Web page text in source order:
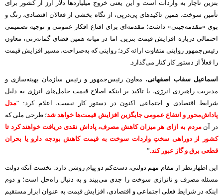
بنزین ناچار به واردات است و این یعنی خروج میلیاردها دلار ارز از کشور برای
تأمین سوخت. همین تاکیدهای پی‌درپی، از نگاه بخشی از فعالان اقتصادی، رنگ و
بوی «مقدمه‌چینی» داشت؛ مقدمه‌ای برای اقناع افکار عمومی و توجیه تصمیمی
احتمالی درباره افزایش قیمت بنزین. اما در میانه همین فضای گمانه‌زنی، معاون
رئیس‌جمهور روایتی متفاوت ارائه کرد؛ روایتی که به‌صراحت، مسیر افزایش قیمت
را فعلاً از دستور کار کنار می‌گذارد.
اسماعیل سقاب اصفهانی، معاون رئیس‌جمهور و رئیس سازمان بهینه‌سازی و
مدیریت راهبردی انرژی، با تاکید بر اینکه اصلاح قیمت حامل‌های انرژی به دلیل
شرایط اقتصادی و اجتماعی اکنون در دستور کار نیست، اعلام کرد: “مدل
پاداش‌محور و انتفاع عمومی جایگزین افزایش قیمت‌ها خواهد شد؛ طرحی ملی که
در آنمردم به ازای هر میزان کاهش مصرف، پاداش نقدی دریافت خواهند کرد تا
کشور از دوراهی سختِ واردات سوخت به قیمت کاهش بودجه دارو یا بحران
قطعی برق و گاز عبور کند.”
این اظهارنظر از مقام مهم دولتی، دست‌کم دو پیام روشن دارد: نخست آنکه دولت
مسئله مصرف و ناترازی سوخت را جدی می‌بیند و به دنبال راه‌حل است؛ و دوم
اینکه در شرایط فعلی اجتماعی و اقتصادی، افزایش قیمت به عنوان ابزار مستقیم